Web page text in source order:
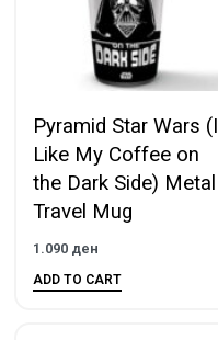
Pyramid Star Wars (I
Like My Coffee on
the Dark Side) Metal
Travel Mug
1.090 ден
ADD TO CART